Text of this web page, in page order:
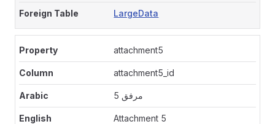
LargeData
attachment5
attachment5_id
مرفق 5
Attachment 5